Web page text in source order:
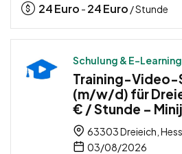
24Euro - 24Euro / Stunde
Schulung & E-Learning
Training-Video-
(m/w/d) für
€ / Stunde –
63303 Dreieich,
03/08/2026